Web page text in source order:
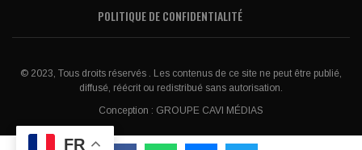
POLITIQUE DE CONFIDENTIALITÉ
© 2023, Tous droits réservés . Les contenus de ce site ne peut être publié,
diffusé, réécrit ou redistribué sans autorisation.
Conception : GROUPE CAVI MÉDIAS
FR